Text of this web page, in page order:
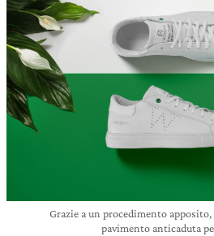
Grazie a un procedimento
pavimento anticaduta